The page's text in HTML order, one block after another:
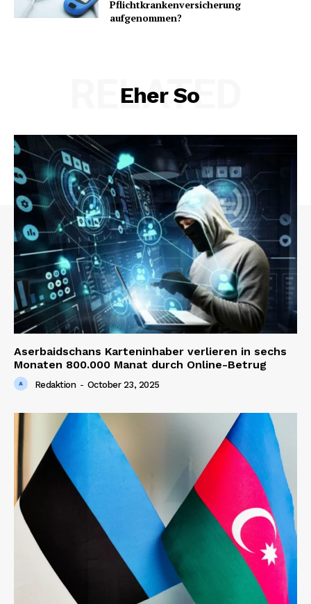
About us
Contact us
Pflichtkrankenversicherung
aufgenommen?
Eher So
RELATED
Aserbaidschans Karteninhaber verlieren in sechs
Monaten 800.000 Manat durch Online-Betrug
Redaktion - October 23, 2025